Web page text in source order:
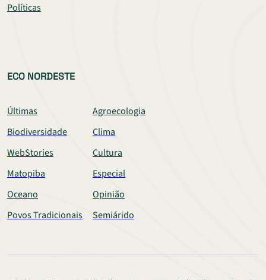
Políticas
ECO NORDESTE
Últimas
Agroecologia
Biodiversidade
Clima
WebStories
Cultura
Matopiba
Especial
Oceano
Opinião
Povos Tradicionais
Semiárido